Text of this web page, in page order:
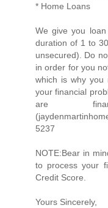
* Home Loans
We give you
duration of 1 to
unsecured). Do
in order for you
which is why you
your financial
are
5237
NOTE:Bear in
to process your
Credit Score.
Yours Sincerely,